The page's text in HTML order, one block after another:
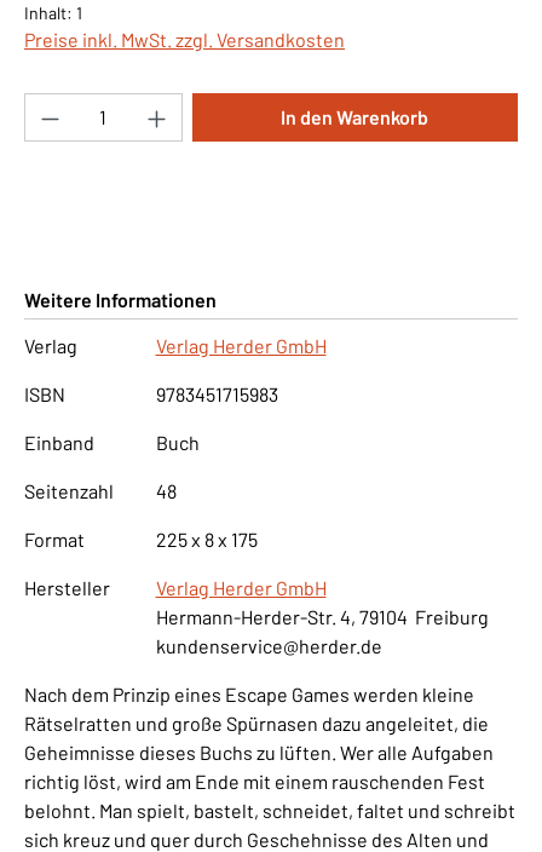
Inhalt: 1
Preise inkl. MwSt. zzgl. Versandkosten
Produkt Anzahl: Gib den gewünschten
In den Warenkorb
Weitere Informationen
Verlag
Verlag Herder GmbH
ISBN 9783451715983
Einband Buch
Seitenzahl 48
Format 225 x 8 x 175
Hersteller
Verlag Herder GmbH
Hermann-Herder-Str. 4, 79104 Freiburg
kundenservice@herder.de
Nach dem Prinzip eines Escape Games werden kleine
Rätselratten und große Spürnasen dazu angeleitet, die
Geheimnisse dieses Buchs zu lüften. Wer alle Aufgaben
richtig löst, wird am Ende mit einem rauschenden Fest
belohnt. Man spielt, bastelt, schneidet, faltet und schreibt
sich kreuz und quer durch Geschehnisse des Alten und